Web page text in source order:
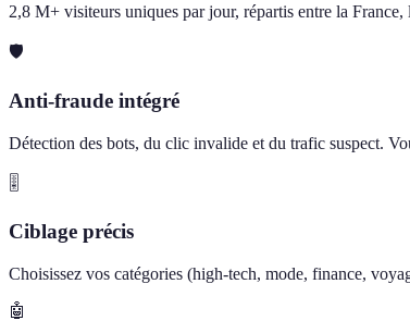
2,8 M+ visiteurs uniques par jour, répartis entre la
🛡️
Anti-fraude intégré
Détection des bots, du clic invalide et du trafic suspect.
🎚️
Ciblage précis
Choisissez vos catégories (high-tech, mode, finance,
🤖